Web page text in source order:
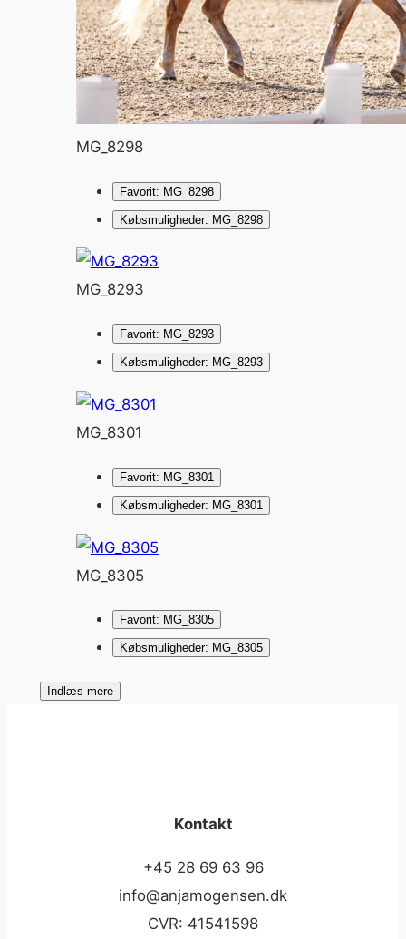
MG_8298
Favorit: MG_8298
Købsmuligheder: MG_8298
MG_8293
Favorit: MG_8293
Købsmuligheder: MG_8293
MG_8301
Favorit: MG_8301
Købsmuligheder: MG_8301
MG_8305
Favorit: MG_8305
Købsmuligheder: MG_8305
Indlæs mere
Kontakt
+45 28 69 63 96
info@anjamogensen.dk
CVR: 41541598